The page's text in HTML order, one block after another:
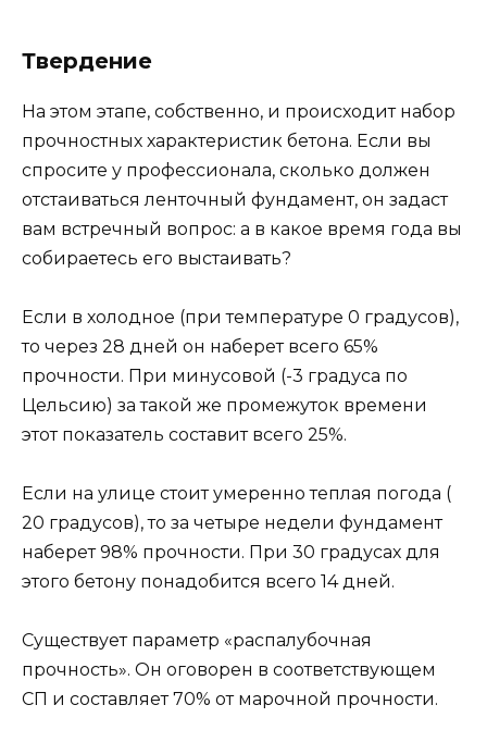
Твердение
На этом этапе, собственно, и происходит набор
прочностных характеристик бетона. Если вы
спросите у профессионала, сколько должен
отстаиваться ленточный фундамент, он задаст
вам встречный вопрос: а в какое время года вы
собираетесь его выстаивать?
Если в холодное (при температуре 0 градусов),
то через 28 дней он наберет всего 65%
прочности. При минусовой (-3 градуса по
Цельсию) за такой же промежуток времени
этот показатель составит всего 25%.
Если на улице стоит умеренно теплая погода (
20 градусов), то за четыре недели фундамент
наберет 98% прочности. При 30 градусах для
этого бетону понадобится всего 14 дней.
Существует параметр «распалубочная
прочность». Он оговорен в соответствующем
СП и составляет 70% от марочной прочности.